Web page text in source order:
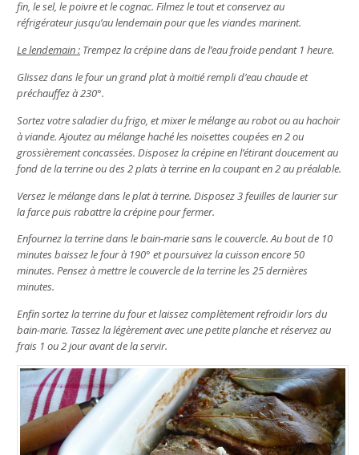
fin, le sel, le poivre et le cognac. Filmez le tout et conservez au
réfrigérateur jusqu’au lendemain pour que les viandes marinent.
Le lendemain : Trempez la crépine dans de l’eau froide pendant 1 heure.
Glissez dans le four un grand plat à moitié rempli d’eau chaude et
préchauffez à 230°.
Sortez votre saladier du frigo, et mixer le mélange au robot ou au hachoir
à viande. Ajoutez au mélange haché les noisettes coupées en 2 ou
grossièrement concassées. Disposez la crépine en l’étirant doucement au
fond de la terrine ou des 2 plats à terrine en la coupant en 2 au préalable.
Versez le mélange dans le plat à terrine. Disposez 3 feuilles de laurier sur
la farce puis rabattre la crépine pour fermer.
Enfournez la terrine dans le bain-marie sans le couvercle. Au bout de 10
minutes baissez le four à 190° et poursuivez la cuisson encore 50
minutes. Pensez à mettre le couvercle de la terrine les 25 dernières
minutes.
Enfin sortez la terrine du four et laissez complètement refroidir lors du
bain-marie. Tassez la légèrement avec une petite planche et réservez au
frais 1 ou 2 jour avant de la servir.